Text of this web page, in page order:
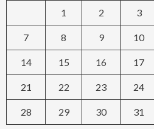
1 2 3
7 8 9 10
14 15 16 17
21 22 23 24
28 29 30 31